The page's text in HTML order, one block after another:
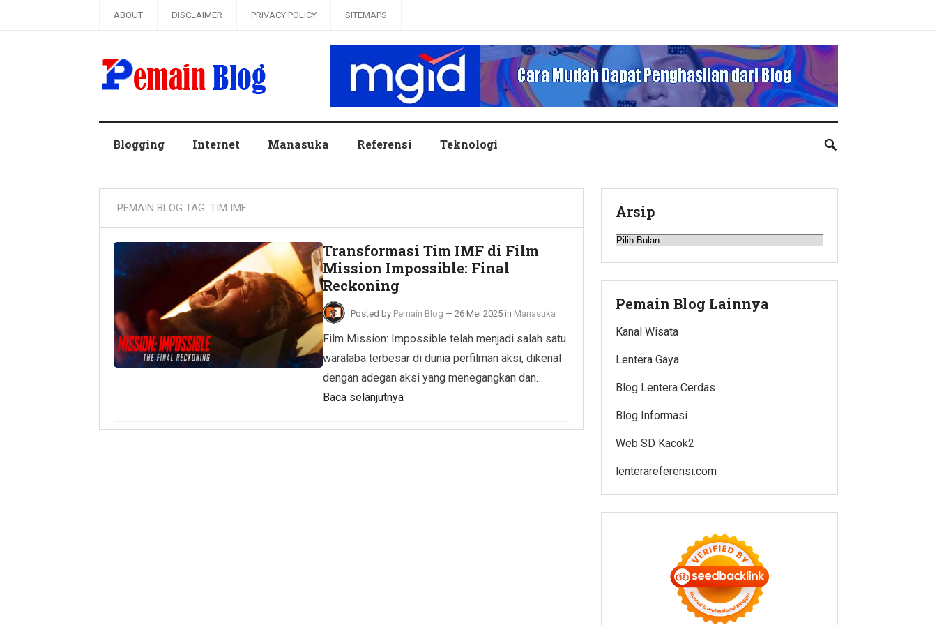
ABOUT DISCLAIMER PRIVACY POLICY SITEMAPS
Blogging Internet Manasuka Referensi Teknologi
PEMAIN BLOG TAG: TIM IMF
Transformasi Tim IMF di Film
Mission Impossible: Final
Reckoning
Posted by Pemain Blog — 26 Mei 2025 in Manasuka
Film Mission: Impossible telah menjadi salah satu
waralaba terbesar di dunia perfilman aksi, dikenal
dengan adegan aksi yang menegangkan dan…
Baca selanjutnya
Arsip
Arsip
Pemain Blog Lainnya
Kanal Wisata
Lentera Gaya
Blog Lentera Cerdas
Blog Informasi
Web SD Kacok2
lenterareferensi.com